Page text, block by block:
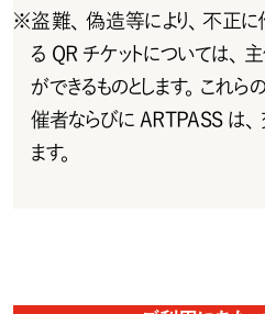
※盗難、偽造等により、不正に
るQRチケットについては、
ができるものとします。これら
催者ならびにARTPASSは、
ます。